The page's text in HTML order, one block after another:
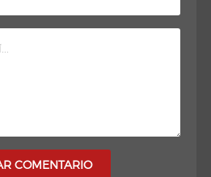
COMENTARIO